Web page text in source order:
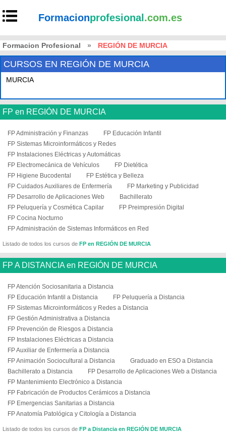
Formacionprofesional .com.es
Formacion Profesional » REGIÓN DE MURCIA
CURSOS EN REGIÓN DE MURCIA
MURCIA
FP en REGIÓN DE MURCIA
FP Administración y Finanzas
FP Educación Infantil
FP Sistemas Microinformáticos y Redes
FP Instalaciones Eléctricas y Automáticas
FP Electromecánica de Vehículos
FP Dietética
FP Higiene Bucodental
FP Estética y Belleza
FP Cuidados Auxiliares de Enfermería
FP Marketing y Publicidad
FP Desarrollo de Aplicaciones Web
Bachillerato
FP Peluquería y Cosmética Capilar
FP Preimpresión Digital
FP Cocina Nocturno
FP Administración de Sistemas Informáticos en Red
Listado de todos los cursos de FP en REGIÓN DE MURCIA
FP A DISTANCIA en REGIÓN DE MURCIA
FP Atención Sociosanitaria a Distancia
FP Educación Infantil a Distancia
FP Peluquería a Distancia
FP Sistemas Microinformáticos y Redes a Distancia
FP Gestión Administrativa a Distancia
FP Prevención de Riesgos a Distancia
FP Instalaciones Eléctricas a Distancia
FP Auxiliar de Enfermería a Distancia
FP Animación Sociocultural a Distancia
Graduado en ESO a Distancia
Bachillerato a Distancia
FP Desarrollo de Aplicaciones Web a Distancia
FP Mantenimiento Electrónico a Distancia
FP Fabricación de Productos Cerámicos a Distancia
FP Emergencias Sanitarias a Distancia
FP Anatomía Patológica y Citología a Distancia
Listado de todos los cursos de FP a Distancia en REGIÓN DE MURCIA